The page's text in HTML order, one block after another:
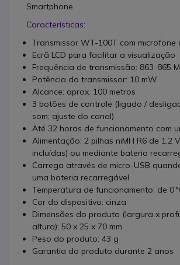
Smartphone.
Características:
Transmissor WT-100T com
Ecrã LCD para facilitar a visualização
Frequência de transmissão: 863-865
Potência do transmissor: 10 mW
Alcance: aprox. 100 metros
3 botões de controle (ligado /
som; ajuste do canal)
Até 32 horas de funcionamento com
Alimentação: 2 pilhas niMH R6 de 1,2
incluídas) ou mediante bateria
Carrega através de micro-USB
uma bateria recarregável
Temperatura de funcionamento: de 0
Cor do dispositivo: cinza
Dimensões do produto (largura x
altura): 50 x 25 x 70 mm
Peso do produto: 43 g
Garantia do produto durante 2 anos